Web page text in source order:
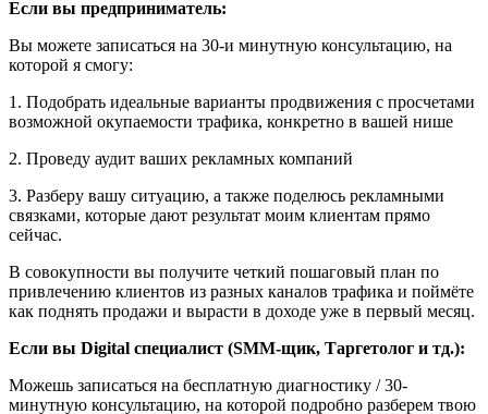
Если вы предприниматель:
Вы можете записаться на 30-и минутную консультацию, на
которой я смогу:
1. Подобрать идеальные варианты продвижения с просчетами
возможной окупаемости трафика, конкретно в вашей нише
2. Проведу аудит ваших рекламных компаний
3. Разберу вашу ситуацию, а также поделюсь рекламными
связками, которые дают результат моим клиентам прямо
сейчас.
В совокупности вы получите четкий пошаговый план по
привлечению клиентов из разных каналов трафика и поймёте
как поднять продажи и вырасти в доходе уже в первый месяц.
Если вы Digital специалист (SMM-щик, Таргетолог и тд.):
Можешь записаться на бесплатную диагностику / 30-
минутную консультацию, на которой подробно разберем твою